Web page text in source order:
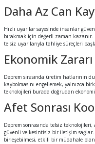
Daha Az Can
Hızlı uyarılar sayesinde insanlar
bırakmak için değerli zaman
telsiz uyarılarıyla tahliye süreçleri
Ekonomik
Deprem sırasında üretim hatlarının
kaybolmasını engellemek, yalnızca
teknolojileri burada doğrudan
Afet Sonrası
Deprem sonrasında telsiz
güvenli ve kesintisiz bir iletişim
birleşebilmesi, etkili bir müdahale